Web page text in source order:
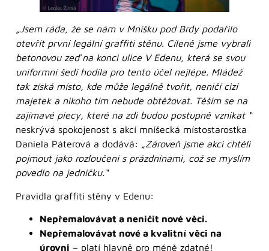
„Jsem ráda, že se nám v Mníšku pod Brdy podařilo
otevřít první legální graffiti stěnu. Cíleně jsme vybrali
betonovou zeď na konci ulice V Edenu, která se svou
uniformní šedí hodila pro tento účel nejlépe. Mládež
tak získá místo, kde může legálně tvořit, neničí cizí
majetek a nikoho tím nebude obtěžovat. Těším se na
zajímavé piecy, které na zdi budou postupně vznikat “
neskrývá spokojenost s akcí mníšecká místostarostka
Daniela Páterová a dodává: „Zároveň jsme akci chtěli
pojmout jako rozloučení s prázdninami, což se myslím
povedlo na jedničku.“
Pravidla graffiti stěny v Edenu:
Nepřemalovávat a neničit nové věci.
Nepřemalovávat nové a kvalitní věci na
úrovni – platí hlavně pro méně zdatné!